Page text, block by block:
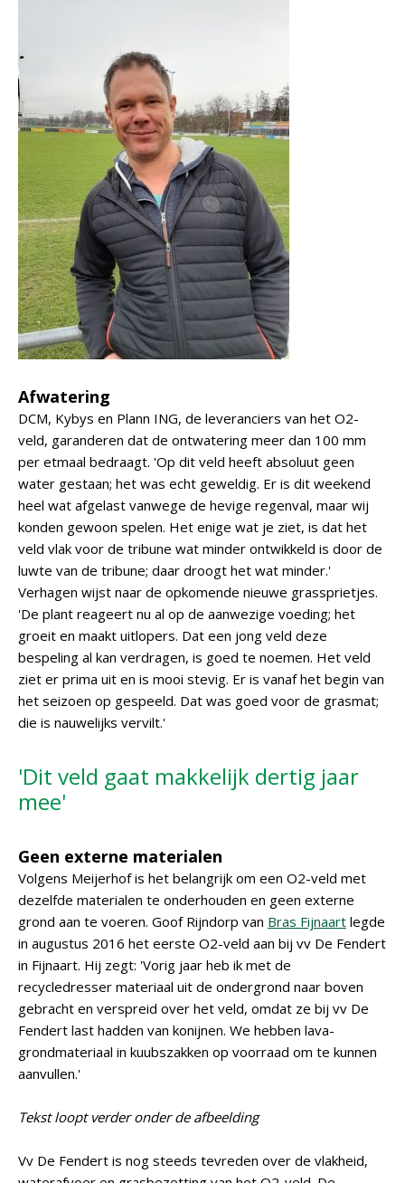
Afwatering
DCM, Kybys en Plann ING, de leveranciers van het O2-
veld, garanderen dat de ontwatering meer dan 100 mm
per etmaal bedraagt. 'Op dit veld heeft absoluut geen
water gestaan; het was echt geweldig. Er is dit weekend
heel wat afgelast vanwege de hevige regenval, maar wij
konden gewoon spelen. Het enige wat je ziet, is dat het
veld vlak voor de tribune wat minder ontwikkeld is door de
luwte van de tribune; daar droogt het wat minder.'
Verhagen wijst naar de opkomende nieuwe grassprietjes.
'De plant reageert nu al op de aanwezige voeding; het
groeit en maakt uitlopers. Dat een jong veld deze
bespeling al kan verdragen, is goed te noemen. Het veld
ziet er prima uit en is mooi stevig. Er is vanaf het begin van
het seizoen op gespeeld. Dat was goed voor de grasmat;
die is nauwelijks vervilt.'
'Dit veld gaat makkelijk dertig jaar
mee'
Geen externe materialen
Volgens Meijerhof is het belangrijk om een O2-veld met
dezelfde materialen te onderhouden en geen externe
grond aan te voeren. Goof Rijndorp van Bras Fijnaart legde
in augustus 2016 het eerste O2-veld aan bij vv De Fendert
in Fijnaart. Hij zegt: 'Vorig jaar heb ik met de
recycledresser materiaal uit de ondergrond naar boven
gebracht en verspreid over het veld, omdat ze bij vv De
Fendert last hadden van konijnen. We hebben lava-
grondmateriaal in kuubszakken op voorraad om te kunnen
aanvullen.'
Tekst loopt verder onder de afbeelding
Vv De Fendert is nog steeds tevreden over de vlakheid,